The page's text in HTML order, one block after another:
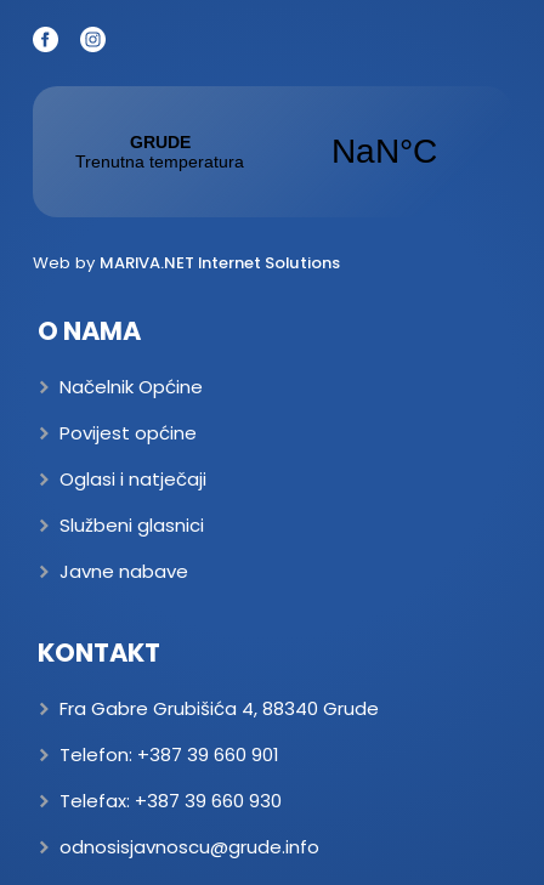
Web by MARIVA.NET Internet Solutions
O NAMA
Načelnik Općine
Povijest općine
Oglasi i natječaji
Službeni glasnici
Javne nabave
KONTAKT
Fra Gabre Grubišića 4, 88340 Grude
Telefon: +387 39 660 901
Telefax: +387 39 660 930
odnosisjavnoscu@grude.info